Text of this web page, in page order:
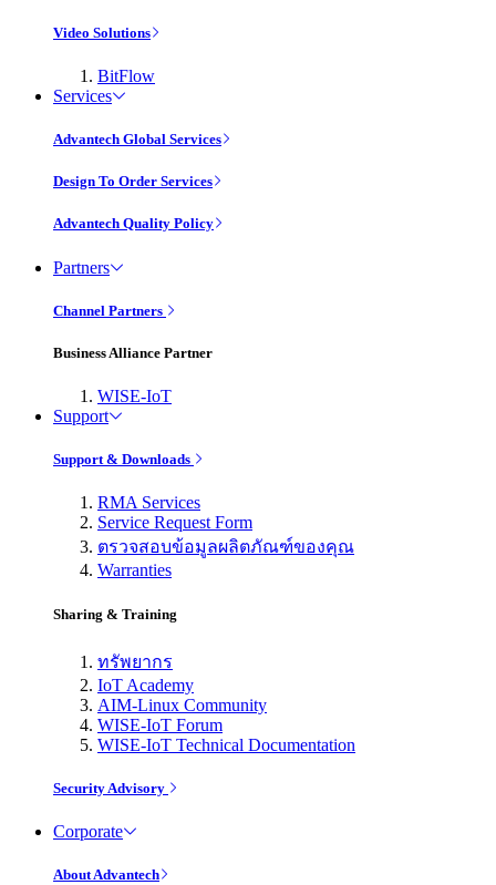
Video Solutions
BitFlow
Services
Advantech Global Services
Design To Order Services
Advantech Quality Policy
Partners
Channel Partners
Business Alliance Partner
WISE-IoT
Support
Support & Downloads
RMA Services
Service Request Form
ตรวจสอบข้อมูลผลิตภัณฑ์ของคุณ
Warranties
Sharing & Training
ทรัพยากร
IoT Academy
AIM-Linux Community
WISE-IoT Forum
WISE-IoT Technical Documentation
Security Advisory
Corporate
About Advantech